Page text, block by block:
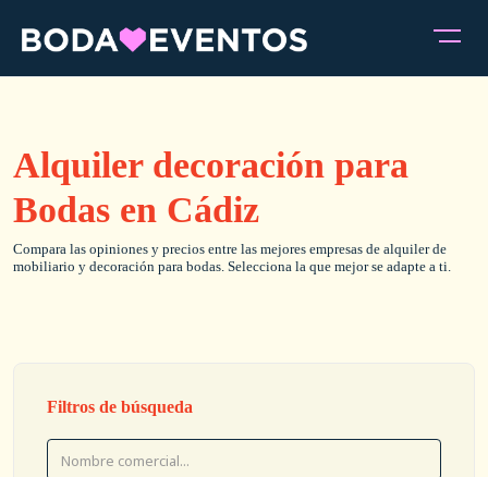
Alquiler decoración para
Bodas en Cádiz
Compara las opiniones y precios entre las mejores empresas de alquiler de
mobiliario y decoración para bodas. Selecciona la que mejor se adapte a ti.
Filtros de búsqueda